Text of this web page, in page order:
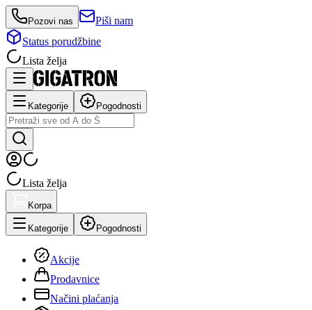
Pozovi nas
Piši nam
Status porudžbine
Lista želja
Kategorije Pogodnosti
Lista želja
Korpa
Kategorije Pogodnosti
Akcije
Prodavnice
Načini plaćanja